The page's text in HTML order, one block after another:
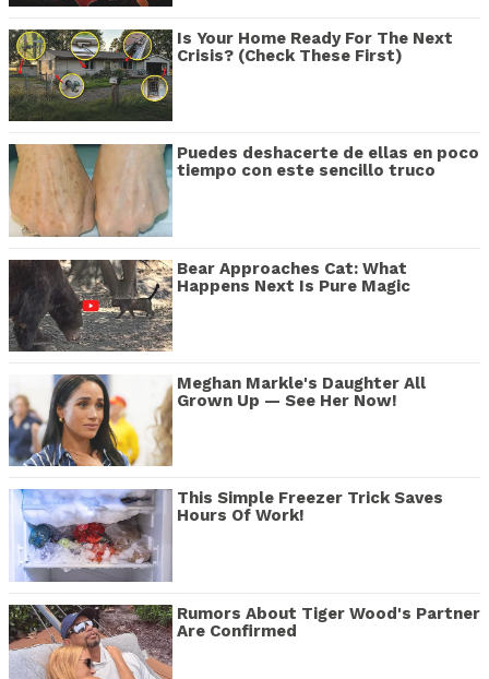
Is Your Home Ready For The Next
Crisis? (Check These First)
Puedes deshacerte de ellas en poco
tiempo con este sencillo truco
Bear Approaches Cat: What
Happens Next Is Pure Magic
Meghan Markle's Daughter All
Grown Up — See Her Now!
This Simple Freezer Trick Saves
Hours Of Work!
Rumors About Tiger Wood's Partner
Are Confirmed